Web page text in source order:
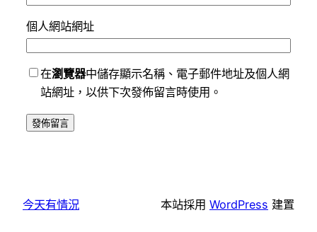
個人網站網址
在瀏覽器中儲存顯示名稱、電子郵件地址及個人網
站網址，以供下次發佈留言時使用。
今天有情況 本站採用 WordPress 建置